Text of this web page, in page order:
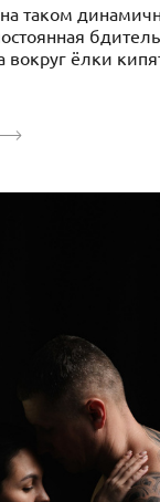
таком
вокруг ёлки